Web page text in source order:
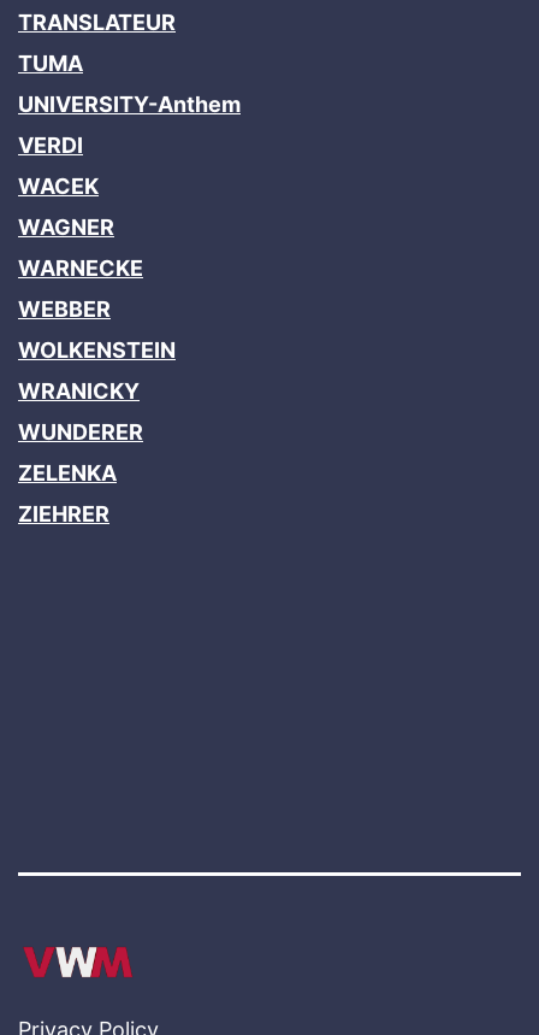
TRANSLATEUR
TUMA
UNIVERSITY-Anthem
VERDI
WACEK
WAGNER
WARNECKE
WEBBER
WOLKENSTEIN
WRANICKY
WUNDERER
ZELENKA
ZIEHRER
Privacy Policy